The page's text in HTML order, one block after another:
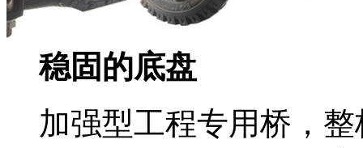
稳固的底盘
加强型工程专用桥，